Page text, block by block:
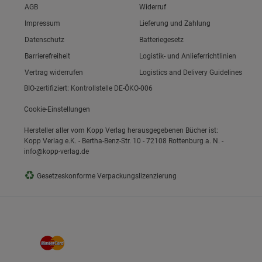
Link zum/zur
AGB
Link zum/zur
Impressum
Link zum/zur
Datenschutz
Link zum/zur
Barrierefreiheit
Vertrag widerrufen
Widerruf
Lieferung und Zahlung
Batteriegesetz
Logistik- und Anlieferrichtlinien
Logistics and Delivery Guidelines
BIO-zertifiziert: Kontrollstelle DE-ÖKO-006
Cookie-Einstellungen
Hersteller aller vom Kopp Verlag herausgegebenen Bücher ist:
Kopp Verlag e.K. - Bertha-Benz-Str. 10 - 72108 Rottenburg a. N. -
info@kopp-verlag.de
♻ Gesetzeskonforme Verpackungslizenzierung
Gruppe